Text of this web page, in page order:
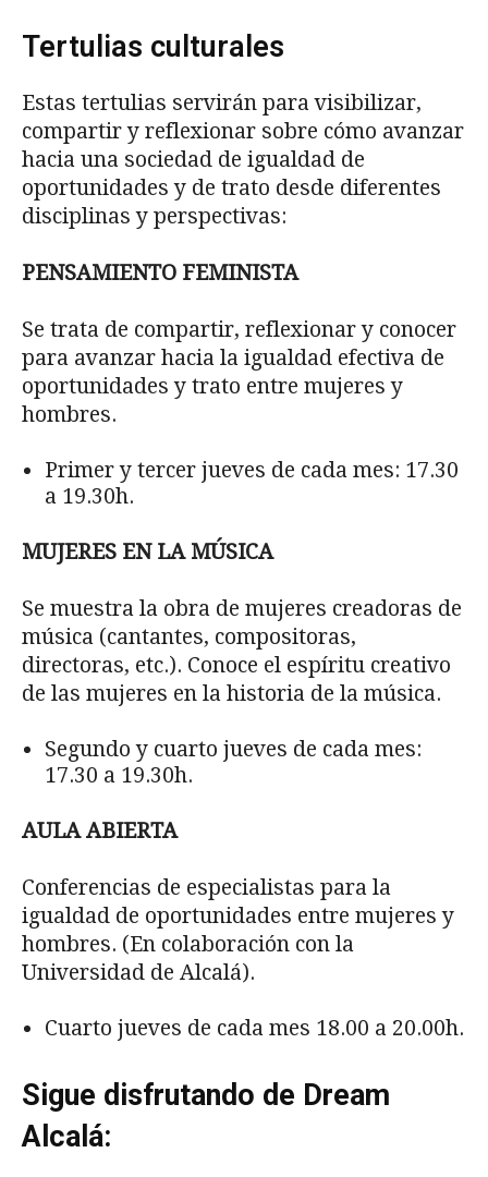
Tertulias culturales
Estas tertulias servirán para visibilizar,
compartir y reflexionar sobre cómo avanzar
hacia una sociedad de igualdad de
oportunidades y de trato desde diferentes
disciplinas y perspectivas:
PENSAMIENTO FEMINISTA
Se trata de compartir, reflexionar y conocer
para avanzar hacia la igualdad efectiva de
oportunidades y trato entre mujeres y
hombres.
Primer y tercer jueves de cada mes: 17.30
a 19.30h.
MUJERES EN LA MÚSICA
Se muestra la obra de mujeres creadoras de
música (cantantes, compositoras,
directoras, etc.). Conoce el espíritu creativo
de las mujeres en la historia de la música.
Segundo y cuarto jueves de cada mes:
17.30 a 19.30h.
AULA ABIERTA
Conferencias de especialistas para la
igualdad de oportunidades entre mujeres y
hombres. (En colaboración con la
Universidad de Alcalá).
Cuarto jueves de cada mes 18.00 a 20.00h.
Sigue disfrutando de Dream
Alcalá: